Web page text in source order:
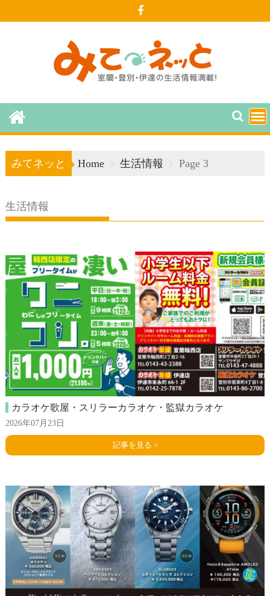
みてネッと Home 生活情報 Page 3
生活情報
カラオケ歌屋・スリラーカラオケ・監獄カラオケ
2026年07月23日
記事を見る >